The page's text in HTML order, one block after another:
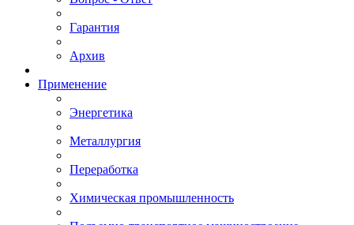
Гарантия
Архив
Применение
Энергетика
Металлургия
Переработка
Химическая промышленность